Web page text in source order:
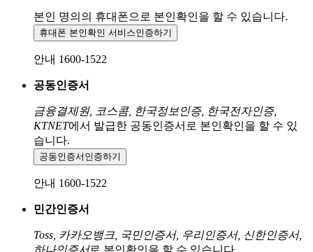
본인 명의의 휴대폰으로 본인확인을 할 수 있습니다.
휴대폰 본인확인 서비스인증하기
안내 1600-1522
공동인증서
금융결제원, 코스콤, 한국정보인증, 한국전자인증,
KTNET에서 발급한 공동인증서로 본인확인을 할 수 있
습니다.
공동인증서 인증하기
안내 1600-1522
민간인증서
Toss, 카카오뱅크, 국민인증서, 우리인증서, 신한인증서,